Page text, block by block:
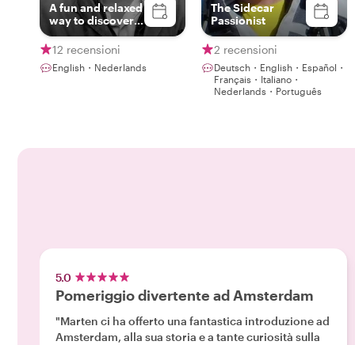
A fun and relaxed
way to discover
the beauty and
charm of Utrecht
12 recensioni
English・Nederlands
The Sidecar
Passionist
2 recensioni
Deutsch・English・Español・
Français・Italiano・
Nederlands・Português
5.0
Pomeriggio divertente ad Amsterdam
"Marten ci ha offerto una fantastica introduzione ad
Amsterdam, alla sua storia e a tante curiosità sulla